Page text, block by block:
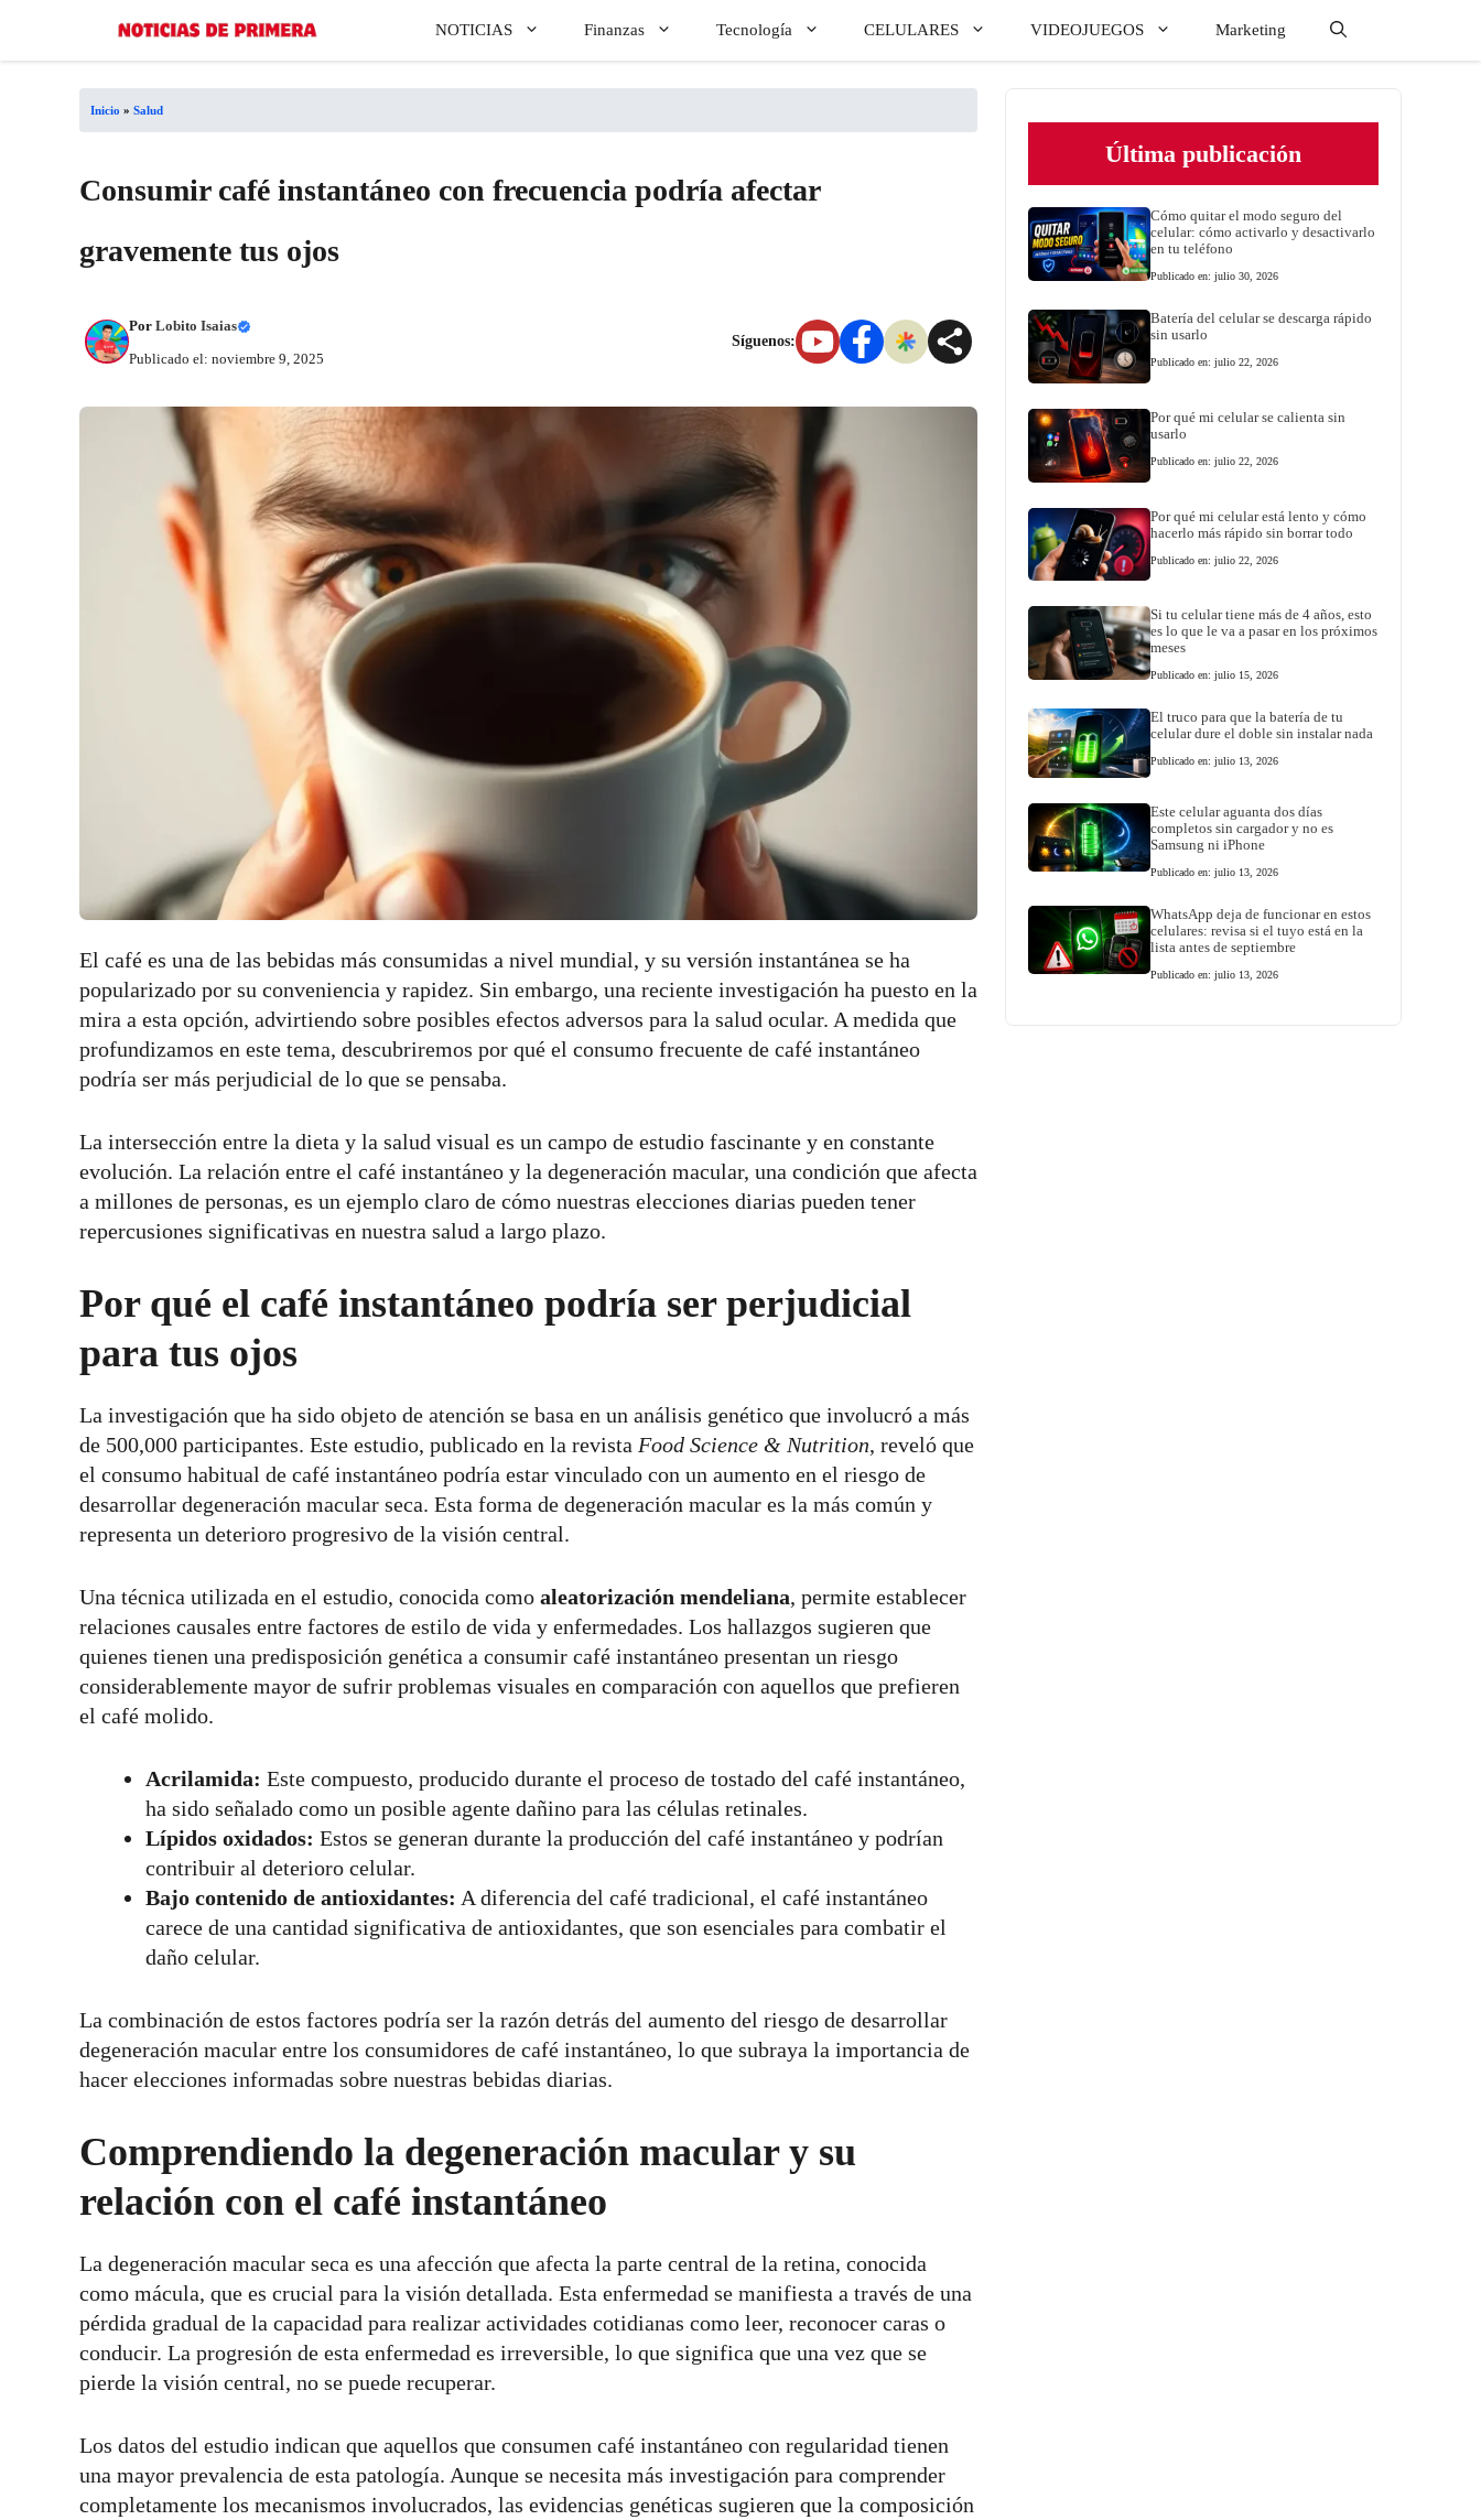
NOTICIAS Finanzas Tecnología CELULARES VIDEOJUEGOS Marketing
Inicio » Salud
Consumir café instantáneo con frecuencia podría afectar
gravemente tus ojos
Por Lobito Isaias
Publicado el: noviembre 9, 2025
Síguenos:
El café es una de las bebidas más consumidas a nivel mundial, y su versión instantánea se ha
popularizado por su conveniencia y rapidez. Sin embargo, una reciente investigación ha puesto en la
mira a esta opción, advirtiendo sobre posibles efectos adversos para la salud ocular. A medida que
profundizamos en este tema, descubriremos por qué el consumo frecuente de café instantáneo
podría ser más perjudicial de lo que se pensaba.
La intersección entre la dieta y la salud visual es un campo de estudio fascinante y en constante
evolución. La relación entre el café instantáneo y la degeneración macular, una condición que afecta
a millones de personas, es un ejemplo claro de cómo nuestras elecciones diarias pueden tener
repercusiones significativas en nuestra salud a largo plazo.
Por qué el café instantáneo podría ser perjudicial
para tus ojos
La investigación que ha sido objeto de atención se basa en un análisis genético que involucró a más
de 500,000 participantes. Este estudio, publicado en la revista Food Science & Nutrition, reveló que
el consumo habitual de café instantáneo podría estar vinculado con un aumento en el riesgo de
desarrollar degeneración macular seca. Esta forma de degeneración macular es la más común y
representa un deterioro progresivo de la visión central.
Una técnica utilizada en el estudio, conocida como aleatorización mendeliana, permite establecer
relaciones causales entre factores de estilo de vida y enfermedades. Los hallazgos sugieren que
quienes tienen una predisposición genética a consumir café instantáneo presentan un riesgo
considerablemente mayor de sufrir problemas visuales en comparación con aquellos que prefieren
el café molido.
Acrilamida: Este compuesto, producido durante el proceso de tostado del café instantáneo,
ha sido señalado como un posible agente dañino para las células retinales.
Lípidos oxidados: Estos se generan durante la producción del café instantáneo y podrían
contribuir al deterioro celular.
Bajo contenido de antioxidantes: A diferencia del café tradicional, el café instantáneo
carece de una cantidad significativa de antioxidantes, que son esenciales para combatir el
daño celular.
La combinación de estos factores podría ser la razón detrás del aumento del riesgo de desarrollar
degeneración macular entre los consumidores de café instantáneo, lo que subraya la importancia de
hacer elecciones informadas sobre nuestras bebidas diarias.
Comprendiendo la degeneración macular y su
relación con el café instantáneo
La degeneración macular seca es una afección que afecta la parte central de la retina, conocida
como mácula, que es crucial para la visión detallada. Esta enfermedad se manifiesta a través de una
pérdida gradual de la capacidad para realizar actividades cotidianas como leer, reconocer caras o
conducir. La progresión de esta enfermedad es irreversible, lo que significa que una vez que se
pierde la visión central, no se puede recuperar.
Los datos del estudio indican que aquellos que consumen café instantáneo con regularidad tienen
una mayor prevalencia de esta patología. Aunque se necesita más investigación para comprender
completamente los mecanismos involucrados, las evidencias genéticas sugieren que la composición
Última publicación
Cómo quitar el modo seguro del
celular: cómo activarlo y desactivarlo
en tu teléfono
Publicado en: julio 30, 2026
Batería del celular se descarga rápido
sin usarlo
Publicado en: julio 22, 2026
Por qué mi celular se calienta sin
usarlo
Publicado en: julio 22, 2026
Por qué mi celular está lento y cómo
hacerlo más rápido sin borrar todo
Publicado en: julio 22, 2026
Si tu celular tiene más de 4 años, esto
es lo que le va a pasar en los próximos
meses
Publicado en: julio 15, 2026
El truco para que la batería de tu
celular dure el doble sin instalar nada
Publicado en: julio 13, 2026
Este celular aguanta dos días
completos sin cargador y no es
Samsung ni iPhone
Publicado en: julio 13, 2026
WhatsApp deja de funcionar en estos
celulares: revisa si el tuyo está en la
lista antes de septiembre
Publicado en: julio 13, 2026